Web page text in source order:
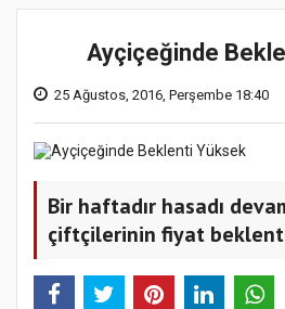
Ayçiçeğinde
25 Ağustos, 2016, Perşembe 18:40
Bir haftadır hasadı
çiftçilerinin fiyat